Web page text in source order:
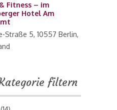
Fitness – im
Hotel Am
Straße 5, 10557 Berlin,
filtern